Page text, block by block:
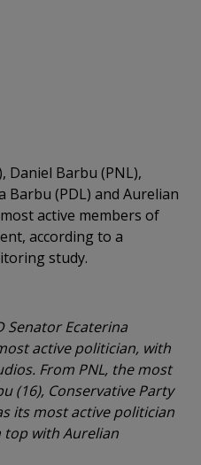
Daniel Barbu (PNL),
Barbu (PDL) and Aurelian
active members of
according to a
study.
Senator Ecaterina
active politician, with
From PNL, the most
(16), Conservative Party
its most active politician
top with Aurelian